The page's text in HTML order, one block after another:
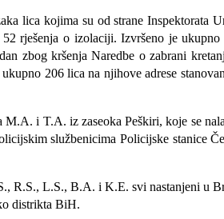
lica kojima su od strane Inspektorata
rješenja o izolaciji. Izvršeno je ukupno
zbog kršenja Naredbe o zabrani
206 lica na njihove adrese
M.A. i T.A. iz zaseoka Peškiri, koje se
službenicima Policijske stanice
R.S., L.S., B.A. i K.E. svi nastanjeni u
distrikta BiH.